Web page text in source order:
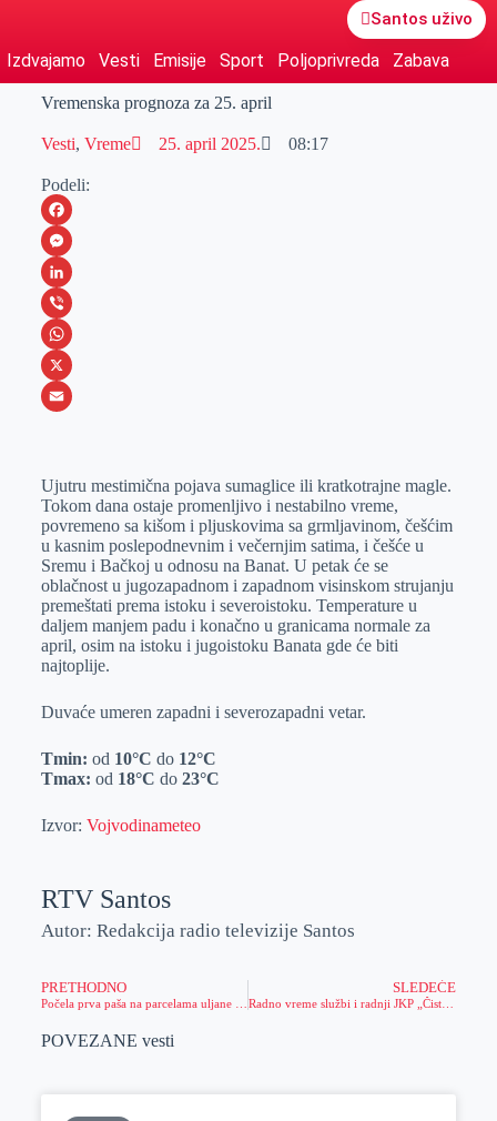
Santos uživo
Izdvajamo Vesti Emisije Sport Poljoprivreda Zabava
Vremenska prognoza za 25. april
Vesti, Vreme 25. april 2025. 08:17
Podeli:
F
a
c
e
b
o
M
e
s
s
e
e
r
L
i
n
k
I
n
V
i
b
W
h
s
A
p
p
X
a
i
l
Ujutru mestimična pojava sumaglice ili kratkotrajne magle.
Tokom dana ostaje promenljivo i nestabilno vreme,
povremeno sa kišom i pljuskovima sa grmljavinom, češćim
u kasnim poslepodnevnim i večernjim satima, i češće u
Sremu i Bačkoj u odnosu na Banat. U petak će se
oblačnost u jugozapadnom i zapadnom visinskom strujanju
premeštati prema istoku i severoistoku. Temperature u
daljem manjem padu i konačno u granicama normale za
april, osim na istoku i jugoistoku Banata gde će biti
najtoplije.
Duvaće umeren zapadni i severozapadni vetar.
Tmin: od 10°C do 12°C
Tmax: od 18°C do 23°C
Izvor: Vojvodinameteo
RTV Santos
Autor: Redakcija radio televizije Santos
PRETHODNO SLEDEĆE
POVEZANE vesti